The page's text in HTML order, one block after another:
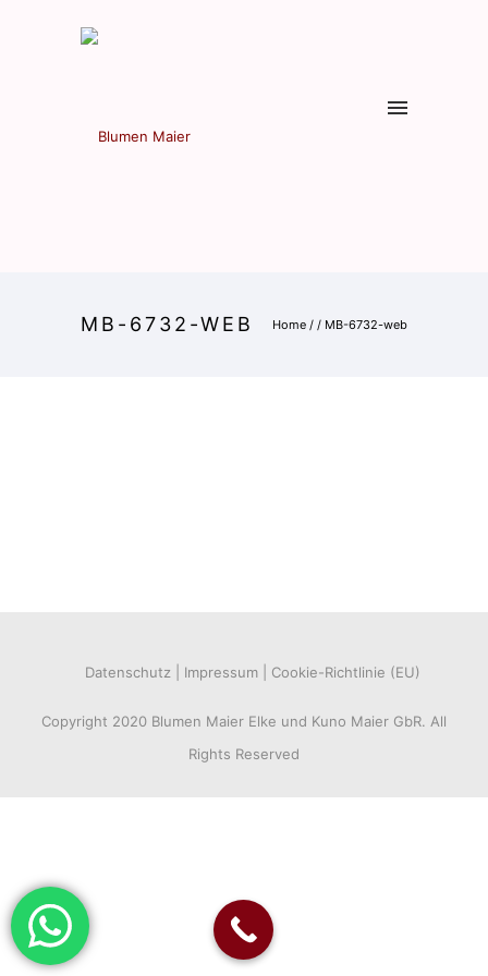
MB-6732-WEB Home / / MB-6732-web
Datenschutz Impressum Cookie-Richtlinie (EU)
Copyright 2020 Blumen Maier Elke und Kuno Maier GbR. All
Rights Reserved